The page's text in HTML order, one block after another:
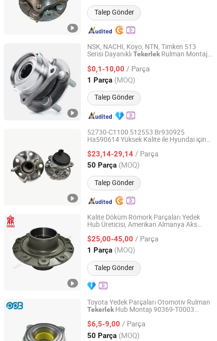
Talep Gönder
NSK, NACHI, Koyo, NTN, Timken 513
Serisi Dayanıklı TekerlekRulman Montajı,
Özellikli
$0,1-10,00 / Parça
1 Parça (MOQ)
Talep Gönder
Shanghai Luvivo Supply Chain Management Co., Ltd.
Shanghai, China Fiyat 2026
52730-C1100 512553 Br930925
Ha590614 Yüksek Kalite ile Hyundai için
TekerlekRulmanı
$23,14-29,14 / Parça
50 Parça (MOQ)
Talep Gönder
Guangzhou Keya Machinery Co., Ltd.
Guangdong, China Fiyat 2025
Kalite Döküm Römork Parçaları Yedek
Hub Üreticisi, Amerikan Almanya Aks
FuwaTekerlekHub'ları
$25,00-45,00 / Parça
1 Parça (MOQ)
Talep Gönder
SHANDONG DINGXING VEHICLE PARTS CO., LTD
Shandong, China Fiyat 2026
Toyota Yedek Parçaları Otomotiv Rulman
TekerlekHub Montajı 90369-T0003
için
$6,5-9,00 / Parça
50 Parça (MOQ)
Sichuan Mighty Machinery Co., Ltd.
Sichuan, China Fiyat 2020